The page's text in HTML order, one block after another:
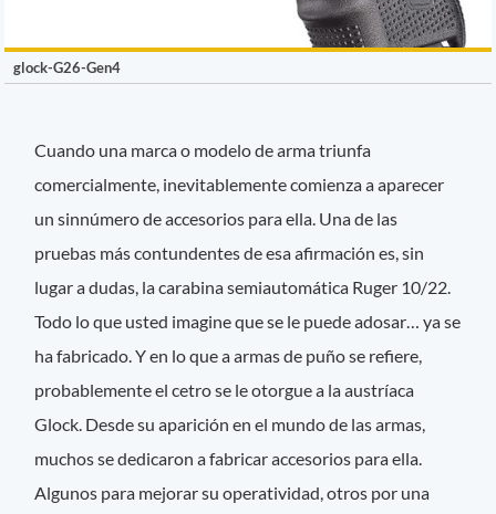
glock-G26-Gen4
Cuando una marca o modelo de arma triunfa
comercialmente, inevitablemente comienza a aparecer
un sinnúmero de accesorios para ella. Una de las
pruebas más contundentes de esa afirmación es, sin
lugar a dudas, la carabina semiautomática Ruger 10/22.
Todo lo que usted imagine que se le puede adosar… ya se
ha fabricado. Y en lo que a armas de puño se refiere,
probablemente el cetro se le otorgue a la austríaca
Glock. Desde su aparición en el mundo de las armas,
muchos se dedicaron a fabricar accesorios para ella.
Algunos para mejorar su operatividad, otros por una